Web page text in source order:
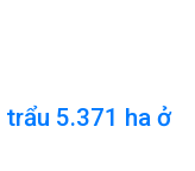
5.371 ha ở